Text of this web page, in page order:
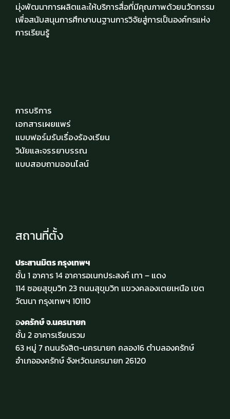
มุ่งพัฒนาการผลิตและให้บริการสื่อที่มีคุณภาพด้วยนวัตกรรม
เพื่อสนับสนุนการศึกษาบนฐานการวิจัยสู่การเป็นองค์กรแห่ง
การเรียนรู้
การบริการ
เอกสารเผยแพร่
แบบฟอร์มรับเรื่องร้องเรียน
วินัยและจรรยาบรรณ
แบบสอบถามออนไลน์
สถานที่ตั้ง
ประสานมิตร กรุงเทพฯ
ชั้น 1 อาคาร 14 อาคารอเนกประสงค์ เทา – แดง
114 ซอยสุขุมวิท 23 ถนนสุขุมวิท แขวงคลองเตยเหนือ เขต
วัฒนา กรุงเทพฯ 10110
องครักษ์ จ.นครนายก
ชั้น 2 อาคารเรียนรวม
63 หมู่ 7 ถนนรังสิต-นครนายก คลอง16 ตำบลองครักษ์
อำเภอองครักษ์ จังหวัดนครนายก 26120